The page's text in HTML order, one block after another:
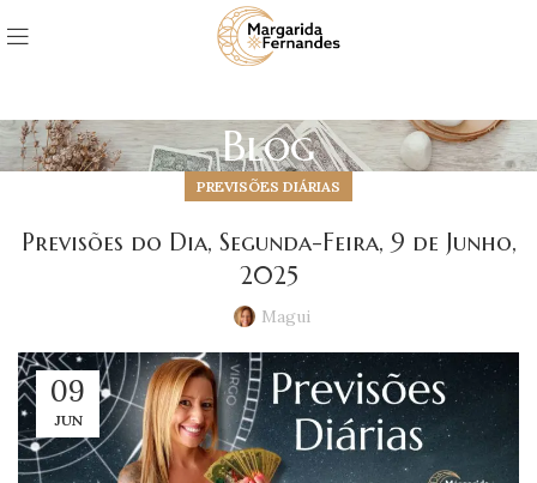
Blog
PREVISÕES DIÁRIAS
Previsões do Dia, Segunda-Feira, 9 de Junho,
2025
Magui
09
JUN